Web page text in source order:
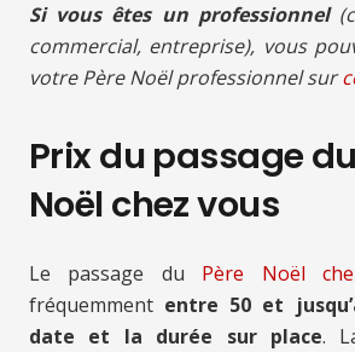
Si vous êtes un professionnel
commercial, entreprise), vous
votre Père Noël professionnel sur
Prix du passage
Noël chez vous
Le passage du Père Noël
fréquemment entre 50 et
date et la durée sur place.